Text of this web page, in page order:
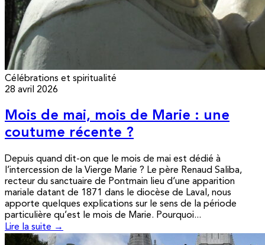
Célébrations et spiritualité
28 avril 2026
Mois de mai, mois de Marie : une
coutume récente ?
Depuis quand dit-on que le mois de mai est dédié à
l’intercession de la Vierge Marie ? Le père Renaud Saliba,
recteur du sanctuaire de Pontmain lieu d’une apparition
mariale datant de 1871 dans le diocèse de Laval, nous
apporte quelques explications sur le sens de la période
particulière qu’est le mois de Marie. Pourquoi...
Lire la suite →